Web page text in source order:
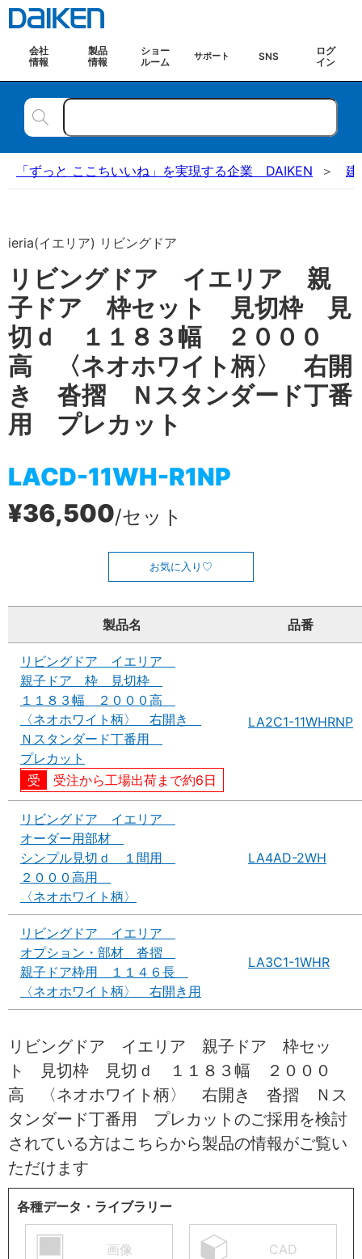
会社
情報
製品
情報
ショー
ルーム
サポート SNS
ログ
イン
「ずっと ここちいいね」を実現する企業 DAIKEN 建
ieria(イエリア) リビングドア
リビングドア イエリア 親
子ドア 枠セット 見切枠 見
切ｄ １１８３幅 ２０００
高 〈ネオホワイト柄〉 右開
き 沓摺 Ｎスタンダード丁番
用 プレカット
LACD-11WH-R1NP
¥36,500/セット
お気に入り
製品名 品番
リビングドア イエリア
親子ドア 枠 見切枠
１１８３幅 ２０００高
〈ネオホワイト柄〉 右開き
Ｎスタンダード丁番用
プレカット
受注から工場出荷まで約6日
LA2C1-11WHRNP
リビングドア イエリア
オーダー用部材
シンプル見切ｄ １間用
２０００高用
〈ネオホワイト柄〉
LA4AD-2WH
リビングドア イエリア
オプション・部材 沓摺
親子ドア枠用 １１４６長
〈ネオホワイト柄〉 右開き用
LA3C1-1WHR
リビングドア イエリア 親子ドア 枠セッ
ト 見切枠 見切ｄ １１８３幅 ２０００
高 〈ネオホワイト柄〉 右開き 沓摺 Ｎス
タンダード丁番用 プレカットのご採用を検討
されている方はこちらから製品の情報がご覧い
ただけます
各種データ・ライブラリー
画像 CAD